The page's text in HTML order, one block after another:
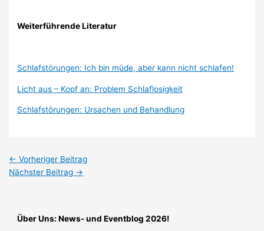
Weiterführende Literatur
Schlafstörungen: Ich bin müde, aber kann nicht schlafen!
Licht aus – Kopf an: Problem Schlaflosigkeit
Schlafstörungen: Ursachen und Behandlung
← Vorheriger Beitrag
Nächster Beitrag →
Über Uns: News- und Eventblog 2026!